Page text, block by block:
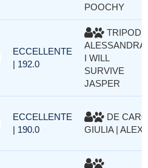
POOCHY
ECCELLENTE
| 192.0
TRIPODI
ALESSANDRA
I WILL
SURVIVE
JASPER
ECCELLENTE
| 190.0
DE CARO
GIULIA | ALEX